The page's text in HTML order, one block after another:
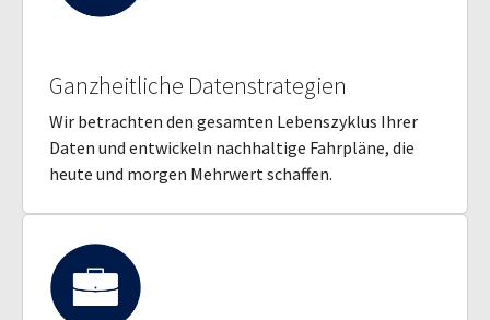
Ganzheitliche Datenstrategien
Wir betrachten den gesamten Lebenszyklus Ihrer
Daten und entwickeln nachhaltige Fahrpläne, die
heute und morgen Mehrwert schaffen.